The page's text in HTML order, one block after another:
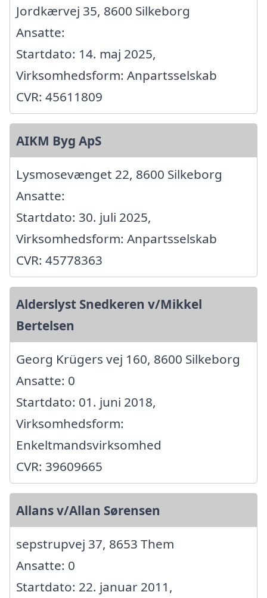
Jordkærvej 35, 8600 Silkeborg
Ansatte:
Startdato: 14. maj 2025,
Virksomhedsform: Anpartsselskab
CVR: 45611809
AIKM Byg ApS
Lysmosevænget 22, 8600 Silkeborg
Ansatte:
Startdato: 30. juli 2025,
Virksomhedsform: Anpartsselskab
CVR: 45778363
Alderslyst Snedkeren v/Mikkel
Bertelsen
Georg Krügers vej 160, 8600 Silkeborg
Ansatte: 0
Startdato: 01. juni 2018,
Virksomhedsform:
Enkeltmandsvirksomhed
CVR: 39609665
Allans v/Allan Sørensen
sepstrupvej 37, 8653 Them
Ansatte: 0
Startdato: 22. januar 2011,